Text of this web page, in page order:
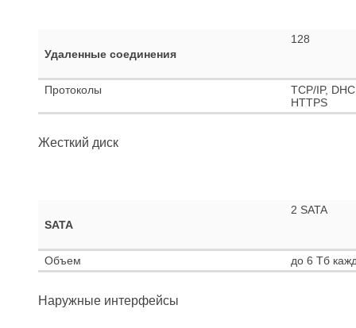
Удаленные соединения
128
Протоколы
TCP/IP,
HTTPS
Жесткий диск
SATA
2 SATA
Объем до 6 Тб
Наружные интерфейсы